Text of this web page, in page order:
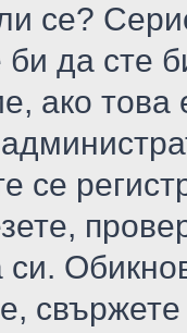
се?
би да сте
ако това
се
си.